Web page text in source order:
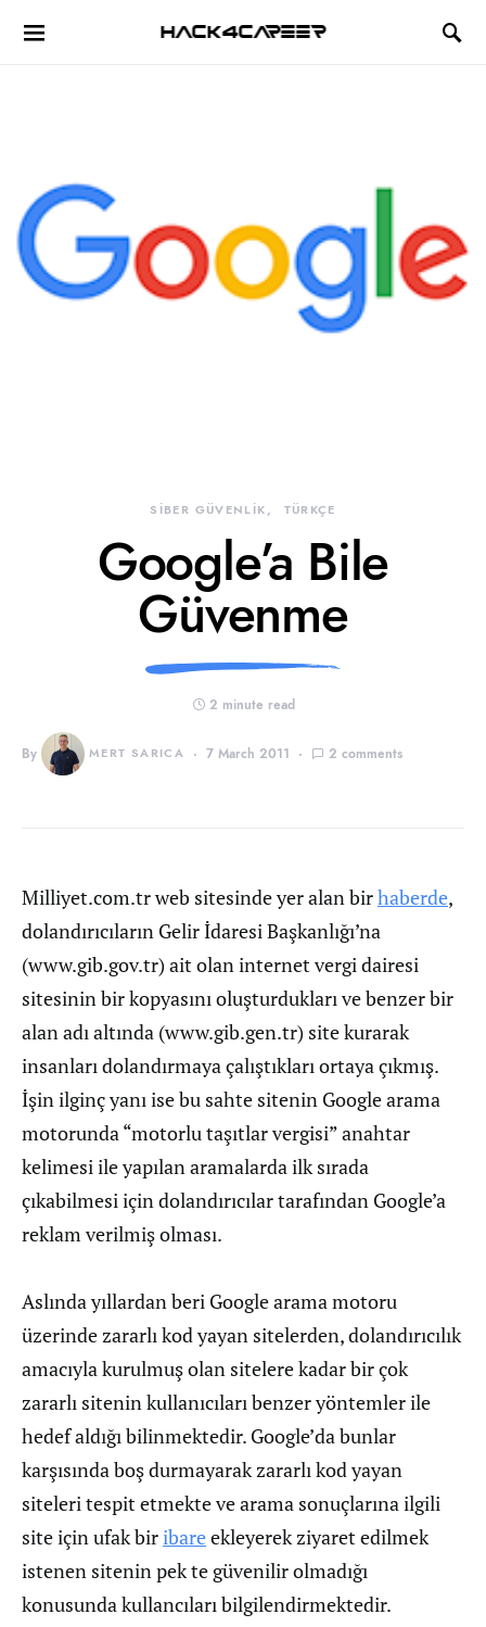
Hack4Career
SİBER GÜVENLİK TÜRKÇE
Google’a Bile
Güvenme
2 minute read
By MERT SARICA 7 March 2011 2 comments
Milliyet.com.tr web sitesinde yer alan birhaberde,
dolandırıcıların Gelir İdaresi Başkanlığı’na
(www.gib.gov.tr) ait olan internet vergi dairesi
sitesinin bir kopyasını oluşturdukları ve benzer bir
alan adı altında (www.gib.gen.tr) site kurarak
insanları dolandırmaya çalıştıkları ortaya çıkmış.
İşin ilginç yanı ise bu sahte sitenin Google arama
motorunda “motorlu taşıtlar vergisi” anahtar
kelimesi ile yapılan aramalarda ilk sırada
çıkabilmesi için dolandırıcılar tarafından Google’a
reklam verilmiş olması.
Aslında yıllardan beri Google arama motoru
üzerinde zararlı kod yayan sitelerden, dolandırıcılık
amacıyla kurulmuş olan sitelere kadar bir çok
zararlı sitenin kullanıcıları benzer yöntemler ile
hedef aldığı bilinmektedir. Google’da bunlar
karşısında boş durmayarak zararlı kod yayan
siteleri tespit etmekte ve arama sonuçlarına ilgili
site için ufak biribareekleyerek ziyaret edilmek
istenen sitenin pek te güvenilir olmadığı
konusunda kullancıları bilgilendirmektedir.